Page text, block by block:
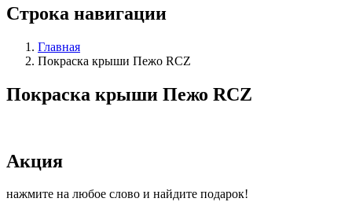
Строка навигации
Главная
Покраска крыши Пежо RCZ
Покраска крыши Пежо RCZ
Акция
нажмите на любое слово и найдите подарок!